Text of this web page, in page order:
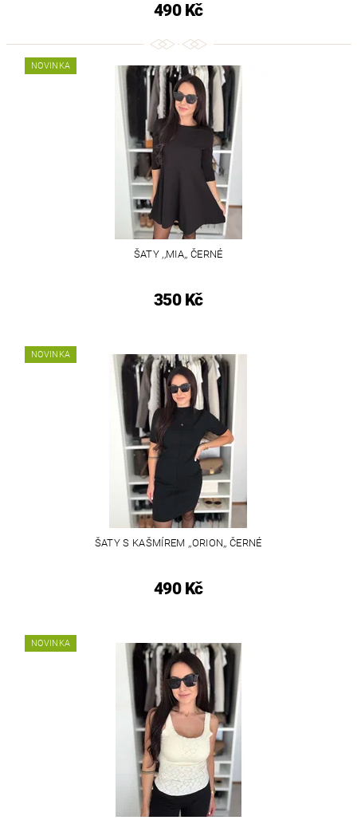
490 Kč
NOVINKA
ŠATY ,,MIA,, ČERNÉ
350 Kč
NOVINKA
ŠATY S KAŠMÍREM ,,ORION,, ČERNÉ
490 Kč
NOVINKA